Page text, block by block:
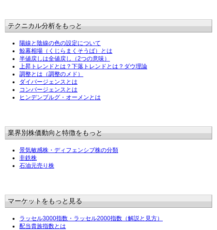
テクニカル分析をもっと
陽線と陰線の色の設定について
鯨幕相場（くじらまくそうば）とは
半値戻しは全値戻し（2つの意味）
上昇トレンドとは？下落トレンドとは？ダウ理論
調整とは（調整のメド）
ダイバージェンスとは
コンバージェンスとは
ヒンデンブルグ・オーメンとは
業界別株価動向と特徴をもっと
景気敏感株・ディフェンシブ株の分類
非鉄株
石油元売り株
マーケットをもっと見る
ラッセル3000指数・ラッセル2000指数（解説と見方）
配当貴族指数とは